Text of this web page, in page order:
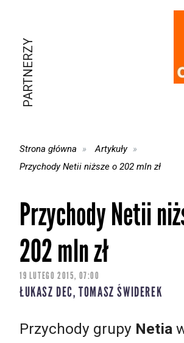
PARTNERZY
Strona główna
Artykuły
Przychody Netii niższe o 202 mln zł
Przychody Netii
202 mln zł
19 LUTEGO 2015, 07:00
ŁUKASZ DEC, TOMASZ ŚWIDEREK
Przychody grupy Netia